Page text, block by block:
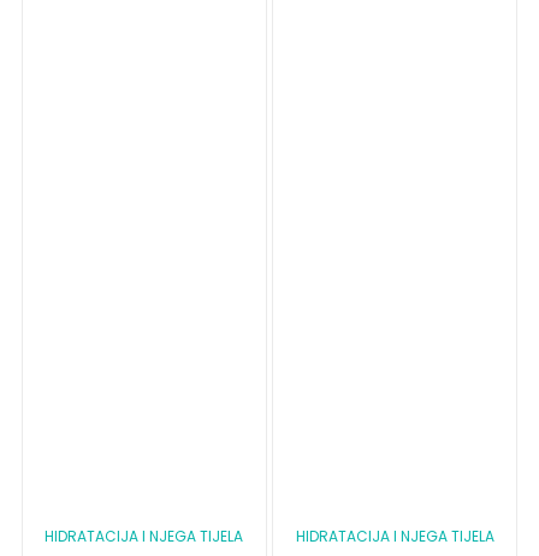
HIDRATACIJA I NJEGA TIJELA HIDRATACIJA I NJEGA TIJELA